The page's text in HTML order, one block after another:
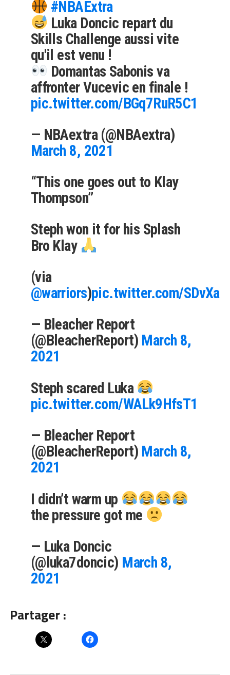
#NBAExtra
Luka Doncic repart du
Skills Challenge aussi vite
qu'il est venu !
Domantas Sabonis va
affronter Vucevic en finale !
pic.twitter.com/BGq7RuR5C1
— NBAextra (@NBAextra)
March 8, 2021
“This one goes out to Klay
Thompson”
Steph won it for his Splash
Bro Klay
(via
@warriors)pic.twitter.com/
— Bleacher Report
(@BleacherReport) March 8,
2021
Steph scared Luka
pic.twitter.com/WALk9HfsT1
— Bleacher Report
(@BleacherReport) March 8,
2021
I didn’t warm up
the pressure got me
— Luka Doncic
(@luka7doncic) March 8,
2021
Partager :